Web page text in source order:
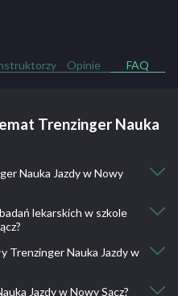
Opinie FAQ
Trenzinger Nauka
Nauka Jazdy w Nowy
lekarskich w szkole
Trenzinger Nauka Jazdy w
Jazdy w Nowy Sącz?